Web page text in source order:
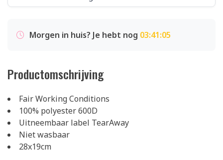
Morgen in huis? Je hebt nog 03:41:05
Productomschrijving
Fair Working Conditions
100% polyester 600D
Uitneembaar label TearAway
Niet wasbaar
28x19cm